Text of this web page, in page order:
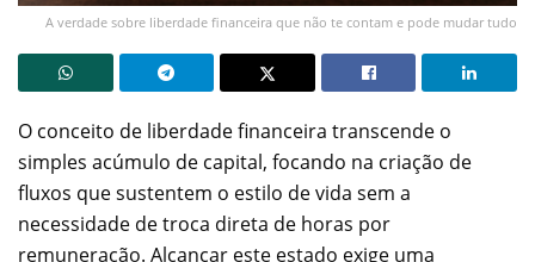
A verdade sobre liberdade financeira que não te contam e pode mudar tudo
O conceito de liberdade financeira transcende o
simples acúmulo de capital, focando na criação de
fluxos que sustentem o estilo de vida sem a
necessidade de troca direta de horas por
remuneração. Alcançar este estado exige uma